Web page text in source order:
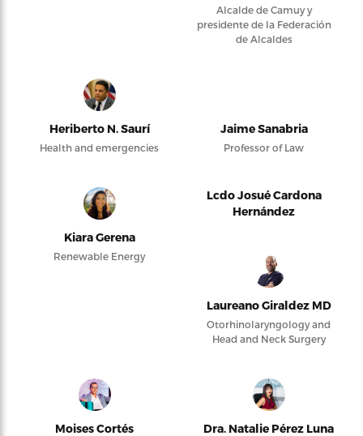
Alcalde de Camuy y
presidente de la Federación
de Alcaldes
Heriberto N. Saurí
Health and emergencies
Jaime Sanabria
Professor of Law
Kiara Gerena
Renewable Energy
Lcdo Josué Cardona
Hernández
Laureano Giraldez MD
Otorhinolaryngology and
Head and Neck Surgery
Moises Cortés Dra. Natalie Pérez Luna